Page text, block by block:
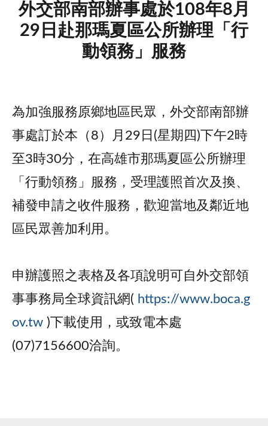
外交部南部辦事處於108年8月
29日赴那瑪夏區公所辦理「行
動領務」服務
為加強服務原鄉地區民眾，外交部南部辦
事處訂於本（8）月29日(星期四)下午2時
至3時30分，在高雄市那瑪夏區公所辦理
「行動領務」服務，受理護照首次及換、
補發申請之收件服務，歡迎當地及鄰近地
區民眾善加利用。
申辦護照之表格及各項說明可自外交部領
事事務局全球資訊網( https://www.boca.g
ov.tw )下載使用，或致電本處
(07)7156600洽詢。